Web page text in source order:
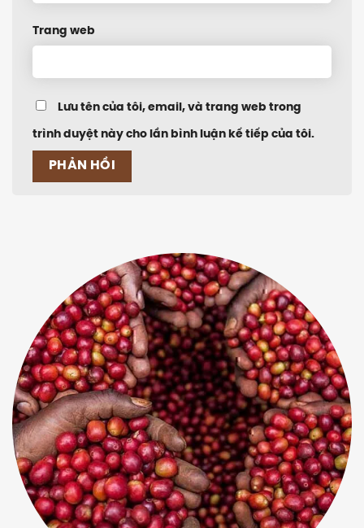
Trang web
Lưu tên của tôi, email, và trang web trong
trình duyệt này cho lần bình luận kế tiếp của tôi.